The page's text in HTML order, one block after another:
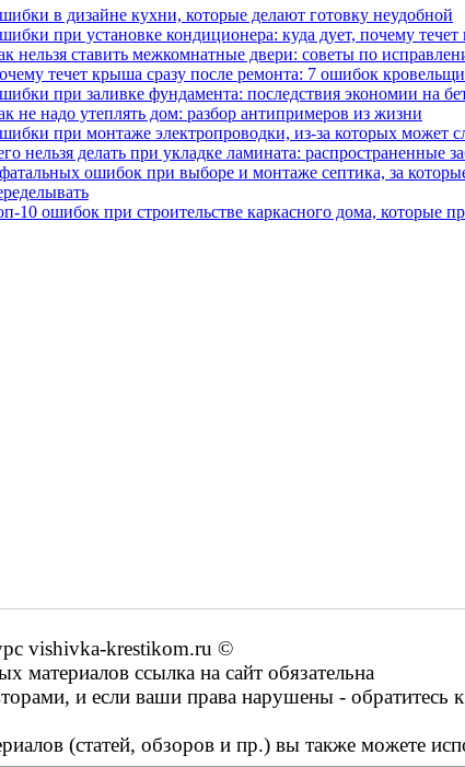
в дизайне кухни, которые делают готовку неудобной
при установке кондиционера: куда дует, почему
нельзя ставить межкомнатные двери: советы по
течет крыша сразу после ремонта: 7 ошибок
при заливке фундамента: последствия экономии на
не надо утеплять дом: разбор антипримеров из жизни
при монтаже электропроводки, из-за которых может
нельзя делать при укладке ламината: распространенные
ошибок при выборе и монтаже септика, за
10 ошибок при строительстве каркасного дома, которые
vishivka-krestikom.ru ©
ссылка на сайт обязательна
и если ваши права нарушены - обратитесь
(статей, обзоров и пр.) вы также можете